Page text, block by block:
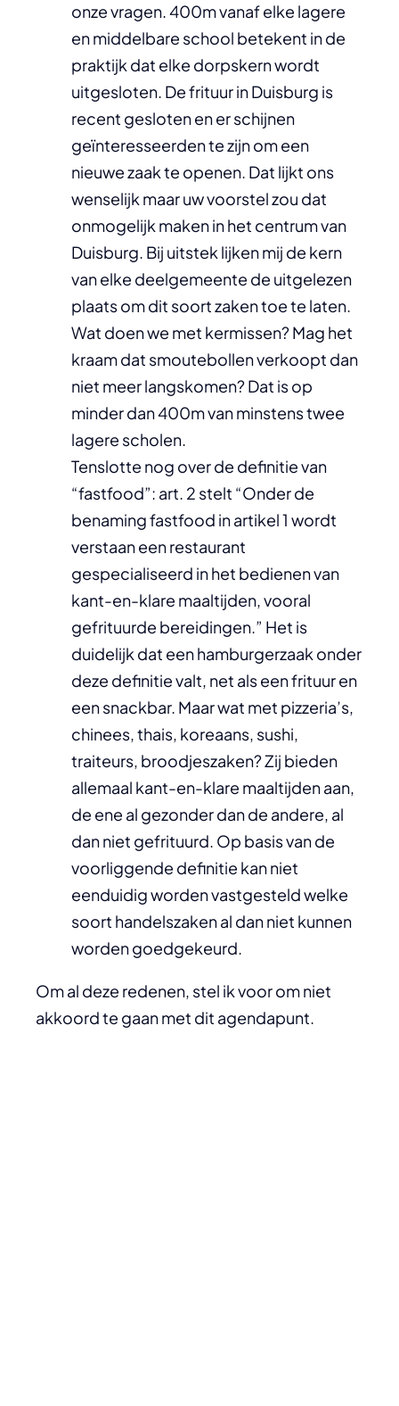
onze vragen. 400m vanaf elke lagere
en middelbare school betekent in de
praktijk dat elke dorpskern wordt
uitgesloten. De frituur in Duisburg is
recent gesloten en er schijnen
geïnteresseerden te zijn om een
nieuwe zaak te openen. Dat lijkt ons
wenselijk maar uw voorstel zou dat
onmogelijk maken in het centrum van
Duisburg. Bij uitstek lijken mij de kern
van elke deelgemeente de uitgelezen
plaats om dit soort zaken toe te laten.
Wat doen we met kermissen? Mag het
kraam dat smoutebollen verkoopt dan
niet meer langskomen? Dat is op
minder dan 400m van minstens twee
lagere scholen.
Tenslotte nog over de definitie van
“fastfood”: art. 2 stelt “Onder de
benaming fastfood in artikel 1 wordt
verstaan een restaurant
gespecialiseerd in het bedienen van
kant-en-klare maaltijden, vooral
gefrituurde bereidingen.” Het is
duidelijk dat een hamburgerzaak onder
deze definitie valt, net als een frituur en
een snackbar. Maar wat met pizzeria’s,
chinees, thais, koreaans, sushi,
traiteurs, broodjeszaken? Zij bieden
allemaal kant-en-klare maaltijden aan,
de ene al gezonder dan de andere, al
dan niet gefrituurd. Op basis van de
voorliggende definitie kan niet
eenduidig worden vastgesteld welke
soort handelszaken al dan niet kunnen
worden goedgekeurd.
Om al deze redenen, stel ik voor om niet
akkoord te gaan met dit agendapunt.